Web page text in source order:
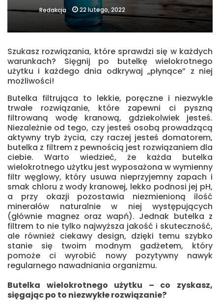
Redakcja 22 lutego, 2022
Szukasz rozwiązania, które sprawdzi się w każdych
warunkach? Sięgnij po butelkę wielokrotnego
użytku i każdego dnia odkrywaj „płynące” z niej
możliwości!
Butelka filtrująca to lekkie, poręczne i niezwykle
trwałe rozwiązanie, które zapewni ci pyszną
filtrowaną wodę kranową, gdziekolwiek jesteś.
Niezależnie od tego, czy jesteś osobą prowadzącą
aktywny tryb życia, czy raczej jesteś domatorem,
butelka z filtrem z pewnością jest rozwiązaniem dla
ciebie. Warto wiedzieć, że każda butelka
wielokrotnego użytku jest wyposażona w wymienny
filtr węglowy, który usuwa nieprzyjemny zapach i
smak chloru z wody kranowej, lekko podnosi jej pH,
a przy okazji pozostawia niezmienioną ilość
minerałów naturalnie w niej występujących
(głównie magnez oraz wapń). Jednak butelka z
filtrem to nie tylko najwyższa jakość i skuteczność,
ale również ciekawy design, dzięki temu szybko
stanie się twoim modnym gadżetem, który
pomoże ci wyrobić nowy pozytywny nawyk
regularnego nawadniania organizmu.
Butelka wielokrotnego użytku – co zyskasz,
sięgając po to niezwykłe rozwiązanie?